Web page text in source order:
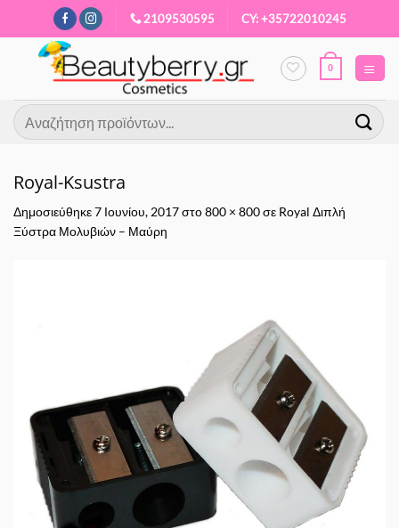
Μετάβαση
περιεχόμενο
2109530595 CY: +35722010245
0
Αναζήτηση
για:
Royal-Ksustra
Δημοσιεύθηκε7 Ιουνίου, 2017στο800 × 800σε Royal Διπλή
Ξύστρα Μολυβιών – Μαύρη